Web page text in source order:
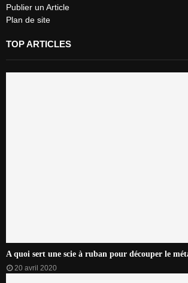
Publier un Article
Plan de site
TOP ARTICLES
A quoi sert une scie à ruban pour découper le
20 avril 2020